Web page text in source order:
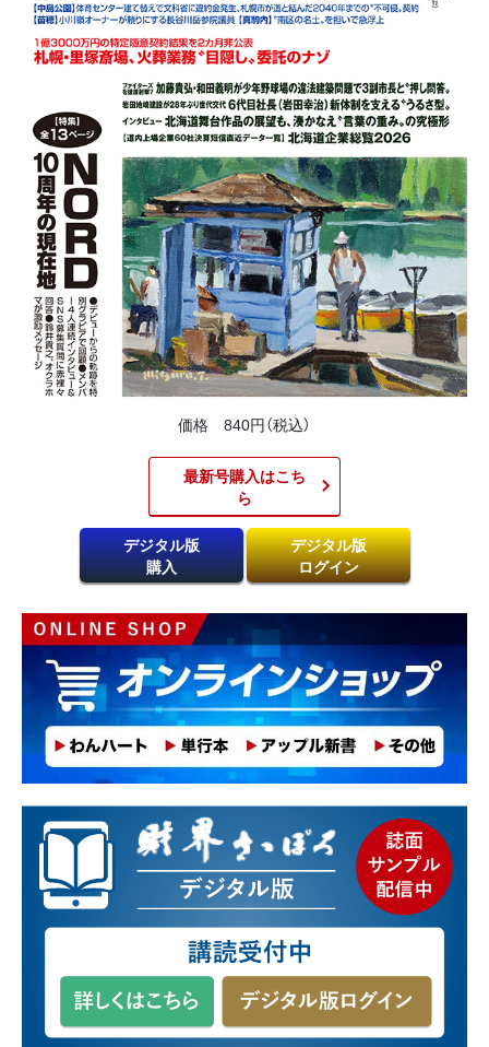
価格 840円（税込）
最新号購入はこち
ら​
デジタル版
購入
デジタル版
ログイン